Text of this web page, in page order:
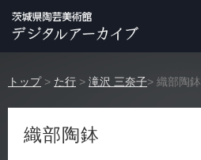
トップ > た行 > 滝沢 三奈子> 織部陶鉢
織部陶鉢